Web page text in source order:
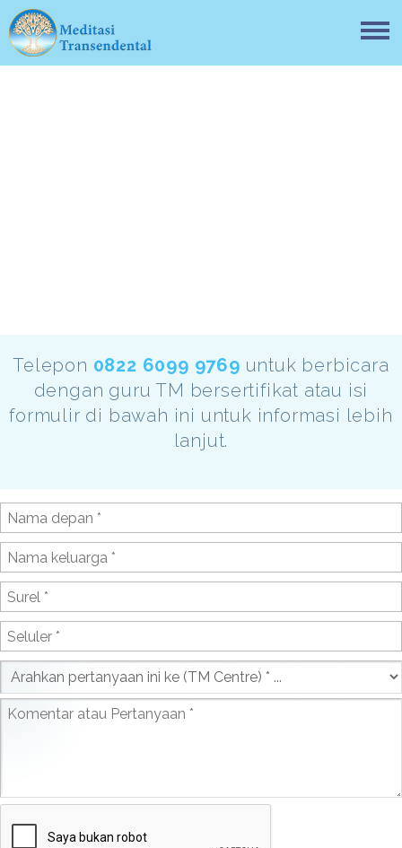
Telepon 0822 6099 9769 untuk berbicara
dengan guru TM bersertifikat atau isi
formulir di bawah ini untuk informasi lebih
lanjut.